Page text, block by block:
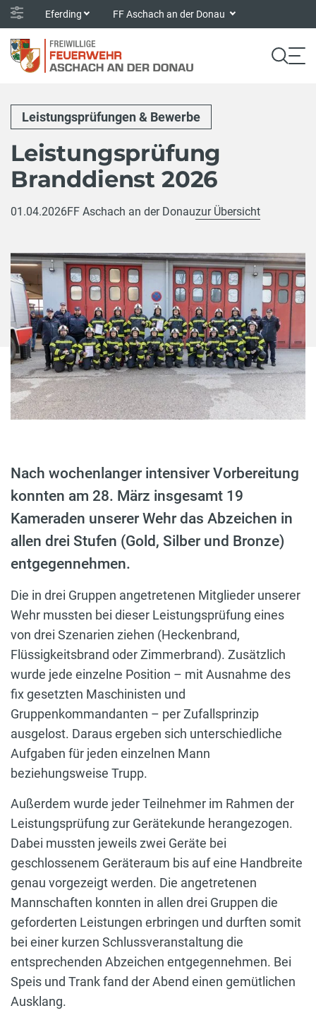
Eferding FF Aschach an der Donau
Leistungsprüfungen & Bewerbe
Leistungsprüfung
Branddienst 2026
01.04.2026FF Aschach an der Donauzur Übersicht
Nach wochenlanger intensiver Vorbereitung
konnten am 28. März insgesamt 19
Kameraden unserer Wehr das Abzeichen in
allen drei Stufen (Gold, Silber und Bronze)
entgegennehmen.
Die in drei Gruppen angetretenen Mitglieder unserer
Wehr mussten bei dieser Leistungsprüfung eines
von drei Szenarien ziehen (Heckenbrand,
Flüssigkeitsbrand oder Zimmerbrand). Zusätzlich
wurde jede einzelne Position – mit Ausnahme des
fix gesetzten Maschinisten und
Gruppenkommandanten – per Zufallsprinzip
ausgelost. Daraus ergeben sich unterschiedliche
Aufgaben für jeden einzelnen Mann
beziehungsweise Trupp.
Außerdem wurde jeder Teilnehmer im Rahmen der
Leistungsprüfung zur Gerätekunde herangezogen.
Dabei mussten jeweils zwei Geräte bei
geschlossenem Geräteraum bis auf eine Handbreite
genau vorgezeigt werden. Die angetretenen
Mannschaften konnten in allen drei Gruppen die
geforderten Leistungen erbringen und durften somit
bei einer kurzen Schlussveranstaltung die
entsprechenden Abzeichen entgegennehmen. Bei
Speis und Trank fand der Abend einen gemütlichen
Ausklang.